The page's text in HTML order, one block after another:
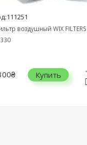
воздушный WIX FILTERS
Купить